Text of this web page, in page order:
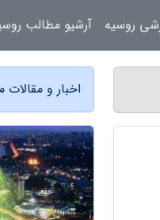
اخبار و مقالات
روسیه آرشیو مطالب